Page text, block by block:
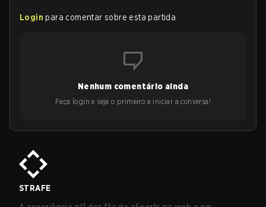
Login para comentar sobre esta partida
Nenhum comentário ainda
Faça login e seja o primeiro a iniciar a conversa!
STRAFE